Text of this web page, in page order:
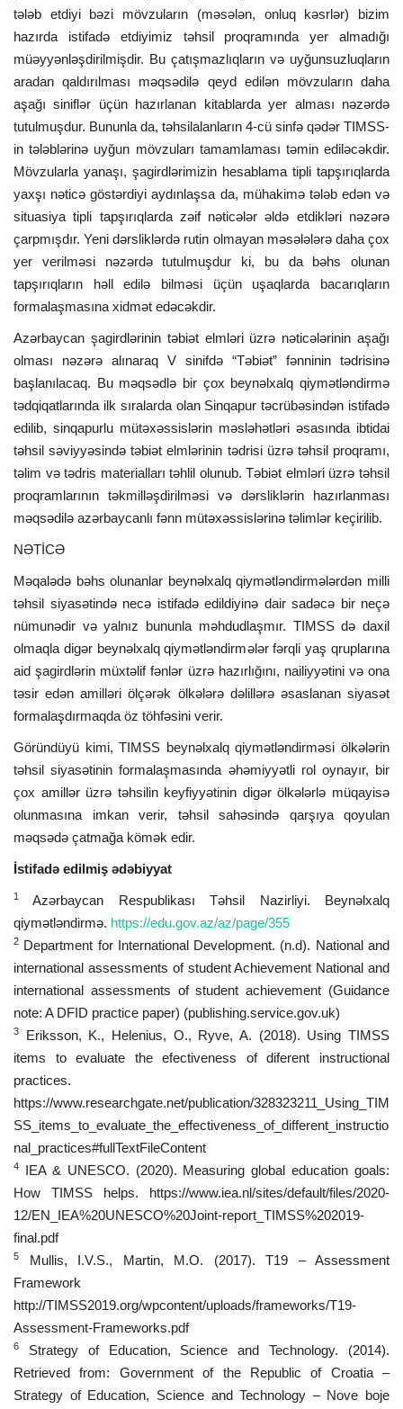
tələb etdiyi bəzi mövzuların (məsələn, onluq kəsrlər) bizim
hazırda istifadə etdiyimiz təhsil proqramında yer almadığı
müəyyənləşdirilmişdir. Bu çatışmazlıqların və uyğunsuzluqların
aradan qaldırılması məqsədilə qeyd edilən mövzuların daha
aşağı siniflər üçün hazırlanan kitablarda yer alması nəzərdə
tutulmuşdur. Bununla da, təhsilalanların 4-cü sinfə qədər TIMSS-
in tələblərinə uyğun mövzuları tamamlaması təmin ediləcəkdir.
Mövzularla yanaşı, şagirdlərimizin hesablama tipli tapşırıqlarda
yaxşı nəticə göstərdiyi aydınlaşsa da, mühakimə tələb edən və
situasiya tipli tapşırıqlarda zəif nəticələr əldə etdikləri nəzərə
çarpmışdır. Yeni dərsliklərdə rutin olmayan məsələlərə daha çox
yer verilməsi nəzərdə tutulmuşdur ki, bu da bəhs olunan
tapşırıqların həll edilə bilməsi üçün uşaqlarda bacarıqların
formalaşmasına xidmət edəcəkdir.
Azərbaycan şagirdlərinin təbiət elmləri üzrə nəticələrinin aşağı
olması nəzərə alınaraq V sinifdə “Təbiət” fənninin tədrisinə
başlanılacaq. Bu məqsədlə bir çox beynəlxalq qiymətləndirmə
tədqiqatlarında ilk sıralarda olan Sinqapur təcrübəsindən istifadə
edilib, sinqapurlu mütəxəssislərin məsləhətləri əsasında ibtidai
təhsil səviyyəsində təbiət elmlərinin tədrisi üzrə təhsil proqramı,
təlim və tədris materialları təhlil olunub. Təbiət elmləri üzrə təhsil
proqramlarının təkmilləşdirilməsi və dərsliklərin hazırlanması
məqsədilə azərbaycanlı fənn mütəxəssislərinə təlimlər keçirilib.
NƏTİCƏ
Məqalədə bəhs olunanlar beynəlxalq qiymətləndirmələrdən milli
təhsil siyasətində necə istifadə edildiyinə dair sadəcə bir neçə
nümunədir və yalnız bununla məhdudlaşmır. TIMSS də daxil
olmaqla digər beynəlxalq qiymətləndirmələr fərqli yaş qruplarına
aid şagirdlərin müxtəlif fənlər üzrə hazırlığını, nailiyyətini və ona
təsir edən amilləri ölçərək ölkələrə dəlillərə əsaslanan siyasət
formalaşdırmaqda öz töhfəsini verir.
Göründüyü kimi, TIMSS beynəlxalq qiymətləndirməsi ölkələrin
təhsil siyasətinin formalaşmasında əhəmiyyətli rol oynayır, bir
çox amillər üzrə təhsilin keyfiyyətinin digər ölkələrlə müqayisə
olunmasına imkan verir, təhsil sahəsində qarşıya qoyulan
məqsədə çatmağa kömək edir.
İstifadə edilmiş ədəbiyyat
1
Azərbaycan Respublikası Təhsil Nazirliyi. Beynəlxalq
qiymətləndirmə. https://edu.gov.az/az/page/355
2 Department for International Development. (n.d). National and
international assessments of student Achievement National and
international assessments of student achievement (Guidance
note: A DFID practice paper) (publishing.service.gov.uk)
3
Eriksson, K., Helenius, O., Ryve, A. (2018). Using TIMSS
items to evaluate the efectiveness of diferent instructional
practices.
https://www.researchgate.net/publication/328323211_Using_TIM
SS_items_to_evaluate_the_effectiveness_of_different_instructio
nal_practices#fullTextFileContent
4
IEA & UNESCO. (2020). Measuring global education goals:
How TIMSS helps. https://www.iea.nl/sites/default/files/2020-
12/EN_IEA%20UNESCO%20Joint-report_TIMSS%202019-
final.pdf
5
Mullis, I.V.S., Martin, M.O. (2017). T19 – Assessment
Framework
http://TIMSS2019.org/wpcontent/uploads/frameworks/T19-
Assessment-Frameworks.pdf
6
Strategy of Education, Science and Technology. (2014).
Retrieved from: Government of the Republic of Croatia –
Strategy of Education, Science and Technology – Nove boje